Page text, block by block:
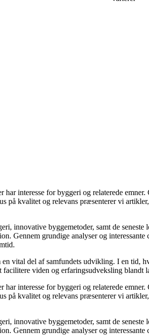
interesse for byggeri og relaterede
kvalitet og relevans præsenterer vi
innovative byggemetoder, samt de
Gennem grundige analyser og
vital del af samfundets udvikling. I en tid,
viden og erfaringsudveksling
interesse for byggeri og relaterede
kvalitet og relevans præsenterer vi
innovative byggemetoder, samt de
Gennem grundige analyser og